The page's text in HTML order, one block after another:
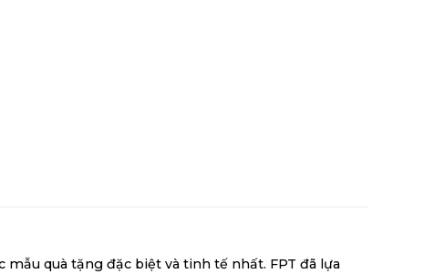
mẫu quà tặng đặc biệt và tinh tế nhất. FPT đã lựa